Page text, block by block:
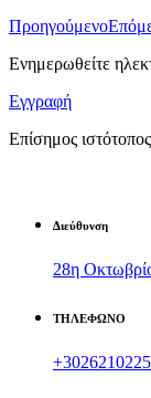
Προηγούμενο
Ενημερωθείτε
Εγγραφή
Επίσημος
Διεύθυνση
28η
ΤΗΛΕΦΩΝΟ